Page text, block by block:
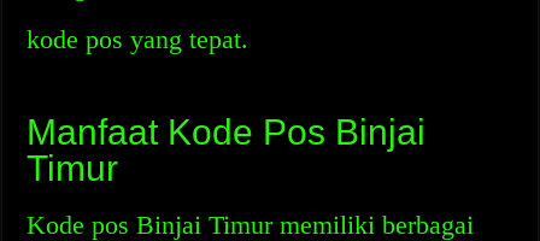
kode pos yang tepat.
Manfaat Kode Pos Binjai
Timur
Kode pos Binjai Timur memiliki berbagai